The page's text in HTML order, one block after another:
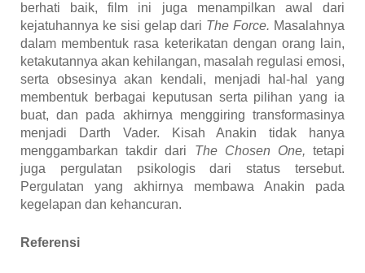
berhati baik, film ini juga menampilkan awal dari
kejatuhannya ke sisi gelap dari The Force. Masalahnya
dalam membentuk rasa keterikatan dengan orang lain,
ketakutannya akan kehilangan, masalah regulasi emosi,
serta obsesinya akan kendali, menjadi hal-hal yang
membentuk berbagai keputusan serta pilihan yang ia
buat, dan pada akhirnya menggiring transformasinya
menjadi Darth Vader. Kisah Anakin tidak hanya
menggambarkan takdir dari The Chosen One, tetapi
juga pergulatan psikologis dari status tersebut.
Pergulatan yang akhirnya membawa Anakin pada
kegelapan dan kehancuran.
Referensi